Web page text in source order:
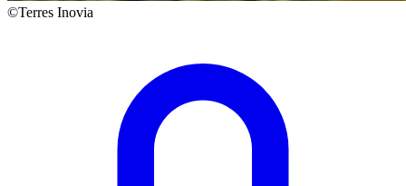
©Terres Inovia